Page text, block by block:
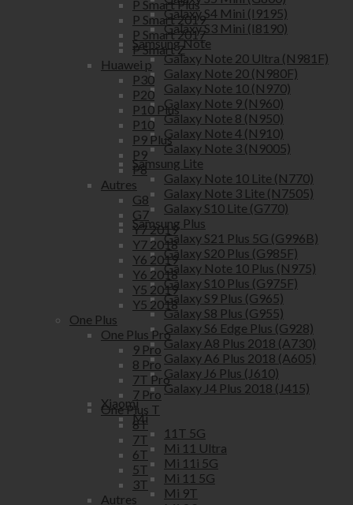
Galaxy S4 Mini (I9195)
Galaxy S3 Mini (I8190)
Samsung Note
Galaxy Note 20 Ultra (N981F)
Galaxy Note 20 (N980F)
Galaxy Note 10 (N970)
Galaxy Note 9 (N960)
Galaxy Note 8 (N950)
Galaxy Note 4 (N910)
Galaxy Note 3 (N9005)
Samsung Lite
Galaxy Note 10 Lite (N770)
Galaxy Note 3 Lite (N7505)
Galaxy S10 Lite (G770)
Samsung Plus
Galaxy S21 Plus 5G (G996B)
Galaxy S20 Plus (G985F)
Galaxy Note 10 Plus (N975)
Galaxy S10 Plus (G975F)
Galaxy S9 Plus (G965)
Galaxy S8 Plus (G955)
Galaxy S6 Edge Plus (G928)
Galaxy A8 Plus 2018 (A730)
Galaxy A6 Plus 2018 (A605)
Galaxy J6 Plus (J610)
Galaxy J4 Plus 2018 (J415)
Xiaomi
Mi
11T 5G
Mi 11 Ultra
Mi 11i 5G
Mi 11 5G
Mi 9T
P Smart Plus
P Smart 2019
P Smart 2017
P Smart Z
Huawei p
P30
P20
P10 Plus
P10
P9 Plus
P9
P8
Autres
G8
G7
Y7 2019
Y7 2018
Y6 2019
Y6 2018
Y5 2019
Y5 2018
One Plus
One Plus Pro
9 Pro
8 Pro
7T Pro
7 Pro
One Plus T
8T
7T
6T
5T
3T
Autres